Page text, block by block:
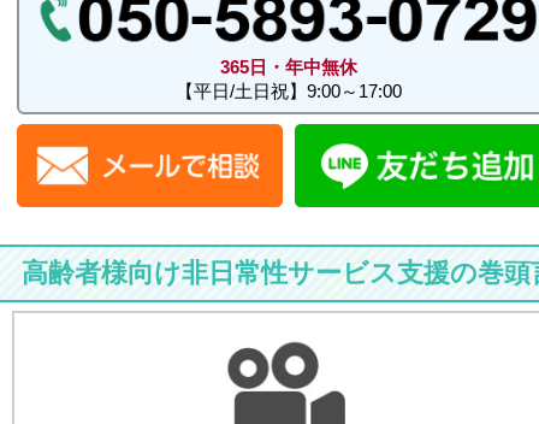
365日・年中無休
【平日/土日祝】9:00～17:00
高齢者様向け非日常性サービス支援の巻頭